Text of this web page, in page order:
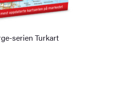
serien Turkart